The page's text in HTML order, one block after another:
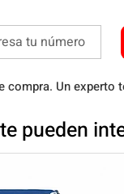
compra. Un experto
pueden